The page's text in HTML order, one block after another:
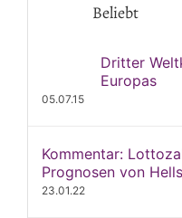
Beliebt
Dritter
Europas
05.07.15
Kommentar:
Prognosen von
23.01.22